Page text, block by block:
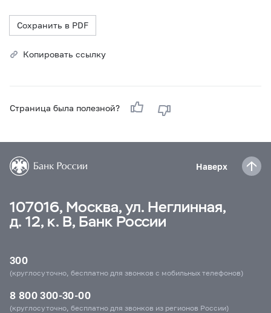
Сохранить в PDF
Копировать ссылку
Страница была полезной?
Наверх
107016, Москва, ул. Неглинная,
д. 12, к. В, Банк России
300
(круглосуточно, бесплатно для звонков с мобильных телефонов)
8 800 300-30-00
(круглосуточно, бесплатно для звонков из регионов России)